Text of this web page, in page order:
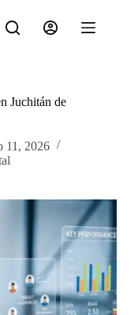
Juchitán de
11, 2026